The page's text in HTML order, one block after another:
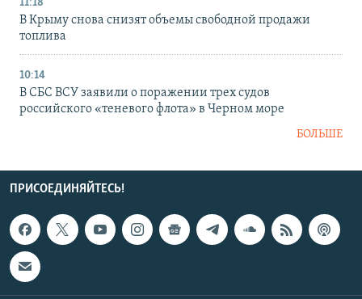
11:18
В Крыму снова снизят объемы свободной продажи
топлива
10:14
В СБС ВСУ заявили о поражении трех судов
российского «теневого флота» в Черном море
БОЛЬШЕ
ПРИСОЕДИНЯЙТЕСЬ!